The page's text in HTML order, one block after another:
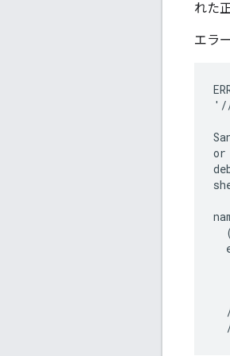
れた
エラ
or